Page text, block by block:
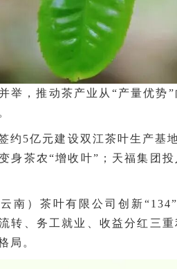
举，推动茶产业从“产量优势
约5亿元建设双江茶叶生产基
身茶农“增收叶”；天福集团
南）茶叶有限公司创新
转、务工就业、收益分红三
局。